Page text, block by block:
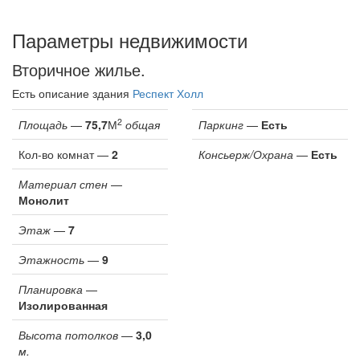
Параметры недвижимости
Вторичное жилье.
Есть описание здания Респект Холл
Площадь — 75,7М2 общая
Кол-во комнат — 2
Материал стен —
Монолит
Этаж — 7
Этажность — 9
Планировка —
Изолированная
Высота потолков — 3,0
м.
Паркинг — Есть
Консьерж/Охрана — Есть